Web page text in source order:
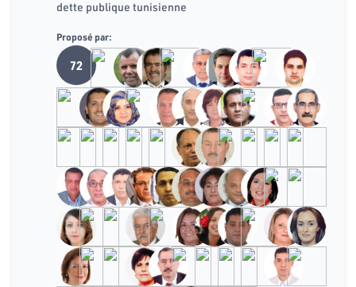
dette publique tunisienne
Proposé par:
72